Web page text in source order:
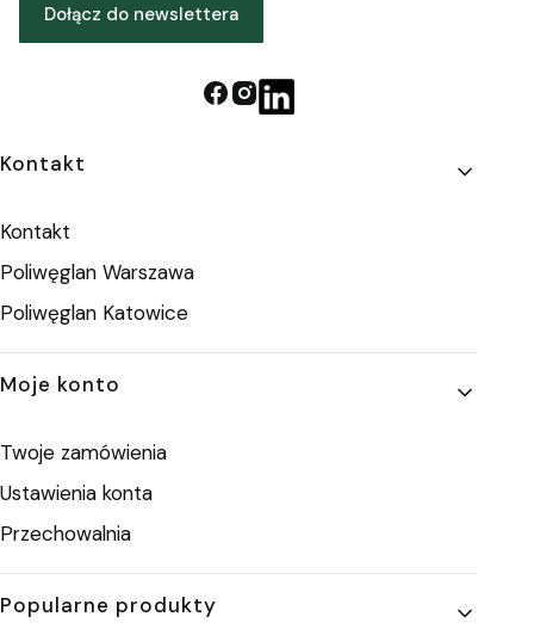
Dołącz do newslettera
Linki w stopce
Kontakt
Kontakt
Poliwęglan Warszawa
Poliwęglan Katowice
Moje konto
Twoje zamówienia
Ustawienia konta
Przechowalnia
Popularne produkty